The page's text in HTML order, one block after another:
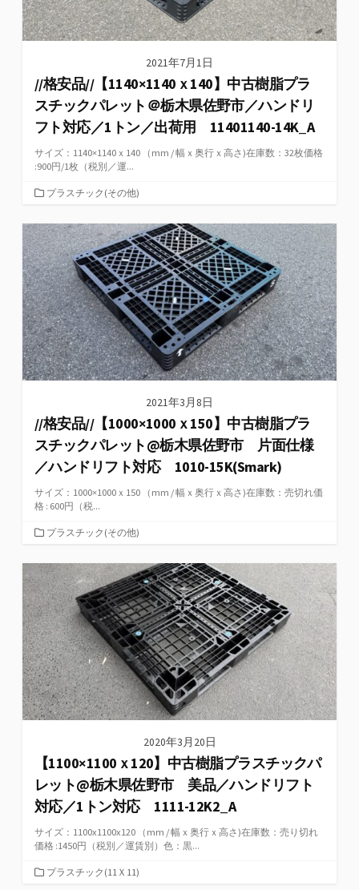
2021年7月1日
//格安品//【1140×1140ｘ140】中古樹脂プラ
スチックパレット＠栃木県佐野市／ハンドリ
フト対応／1トン／出荷用 11401140-14K_A
サイズ：1140×1140ｘ140 （mm / 幅ｘ奥行ｘ高さ)在庫数：32枚価格
:900円/1枚（税別／運...
カ
ゴ
リ
ー
プラスチック(その他)
2021年3月8日
//格安品//【1000×1000ｘ150】中古樹脂プラ
スチックパレット@栃木県佐野市 片面仕様
／ハンドリフト対応 1010-15K(Smark)
サイズ：1000×1000ｘ150 （mm / 幅ｘ奥行ｘ高さ)在庫数：売切れ価
格 : 600円（税...
カ
ゴ
リ
ー
プラスチック(その他)
2020年3月20日
【1100×1100ｘ120】中古樹脂プラスチックパ
レット@栃木県佐野市 美品／ハンドリフト
対応／1トン対応 1111-12K2_A
サイズ：1100x1100x120 （mm / 幅ｘ奥行ｘ高さ)在庫数：売り切れ
価格 :1450円（税別／運賃別）色：黒...
カプラスチック(11Ｘ11)